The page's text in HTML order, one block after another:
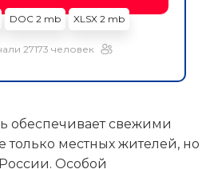
DOC 2 mb XLSX 2 mb
27173 человек
обеспечивает свежими
только местных жителей, но
Особой